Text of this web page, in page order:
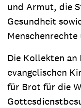
und Armut, die
Gesundheit
Die Kollekten an
evangelischen
für Brot für die